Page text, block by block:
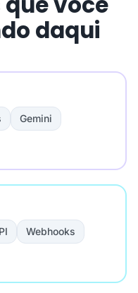
daqui
Gemini
Webhooks